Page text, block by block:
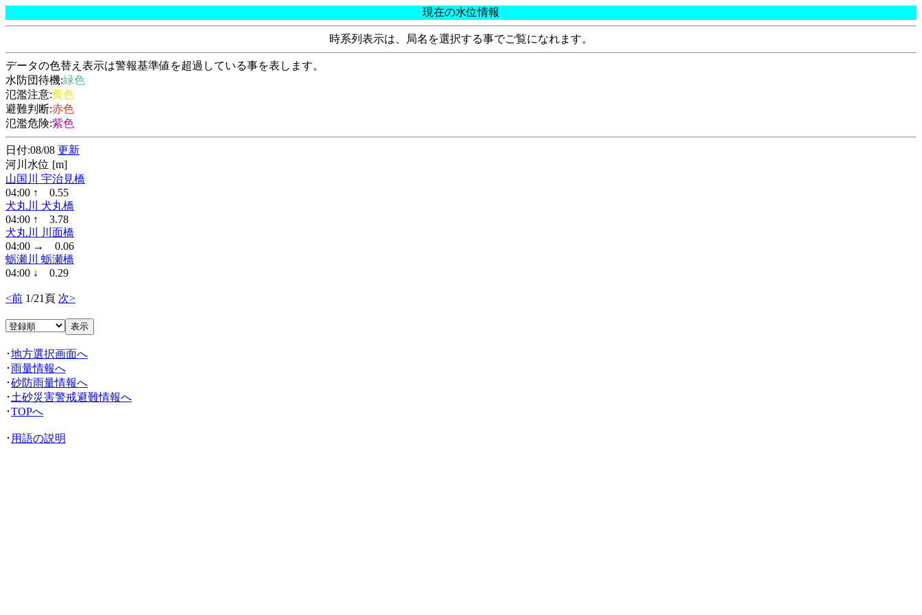
現在の水位情報
時系列表示は、局名を選択する事でご覧になれます。
データの色替え表示は警報基準値を超過している事を表します。
水防団待機:緑色
氾濫注意:黄色
避難判断:赤色
氾濫危険:紫色
日付:08/08 更新
河川水位 [m]
山国川 宇治見橋
04:00 ↑ 0.55
犬丸川 犬丸橋
04:00 ↑ 3.78
犬丸川 川面橋
04:00 → 0.06
蛎瀬川 蛎瀬橋
04:00 ↓ 0.29
<前 1/21頁 次>
･地方選択画面へ
･雨量情報へ
･砂防雨量情報へ
･ 土砂災害警戒避難情報へ
･TOPへ
･ 用語の説明